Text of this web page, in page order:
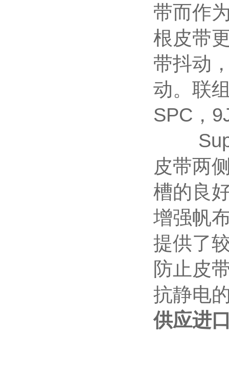
带而作
根皮带
带抖动
动。联
SPC，
Super
皮带两
槽的良
增强帆
提供了
防止皮
抗静电
供应进